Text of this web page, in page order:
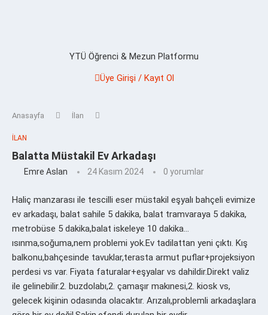
YTÜ Öğrenci & Mezun Platformu
Üye Girişi / Kayıt Ol
Anasayfa İlan
İLAN
Balatta Müstakil Ev Arkadaşı
Emre Aslan 24 Kasım 2024 0 yorumlar
Haliç manzarası ile tescilli eser müstakil eşyalı bahçeli evimize
ev arkadaşı, balat sahile 5 dakika, balat tramvaraya 5 dakika,
metrobüse 5 dakika,balat iskeleye 10 dakika…
ısınma,soğuma,nem problemi yok.Ev tadilattan yeni çıktı. Kış
balkonu,bahçesinde tavuklar,terasta armut puflar+projeksiyon
perdesi vs var. Fiyata faturalar+eşyalar vs dahildir.Direkt valiz
ile gelinebilir.2. buzdolabı,2. çamaşır makınesi,2. kiosk vs,
gelecek kişinin odasında olacaktır. Arızalı,problemli arkadaşlara